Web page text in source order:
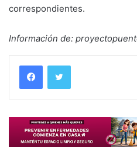
correspondientes.
Información de: